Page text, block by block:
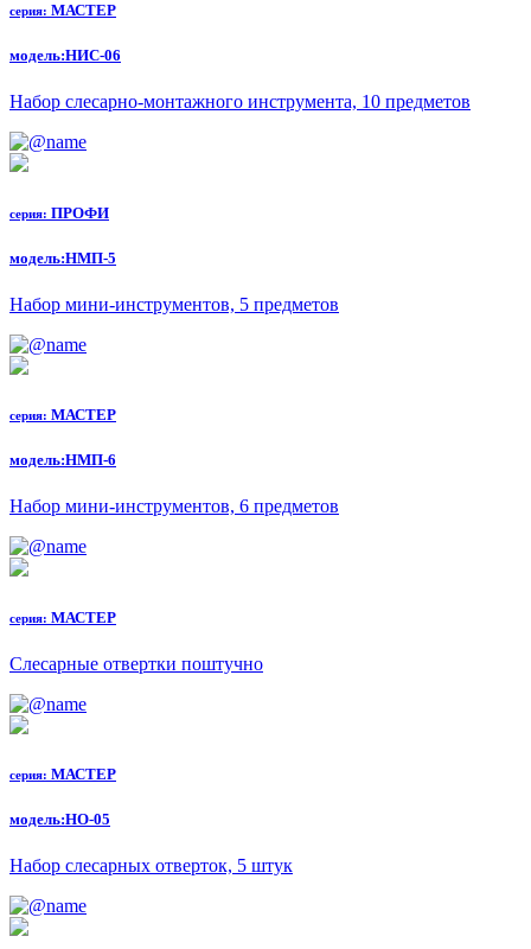
серия: МАСТЕР
модель:НИС-06
Набор слесарно-монтажного инструмента, 10 предметов
серия: ПРОФИ
модель:НМП-5
Набор мини-инструментов, 5 предметов
серия: МАСТЕР
модель:НМП-6
Набор мини-инструментов, 6 предметов
серия: МАСТЕР
Слесарные отвертки поштучно
серия: МАСТЕР
модель:НО-05
Набор слесарных отверток, 5 штук